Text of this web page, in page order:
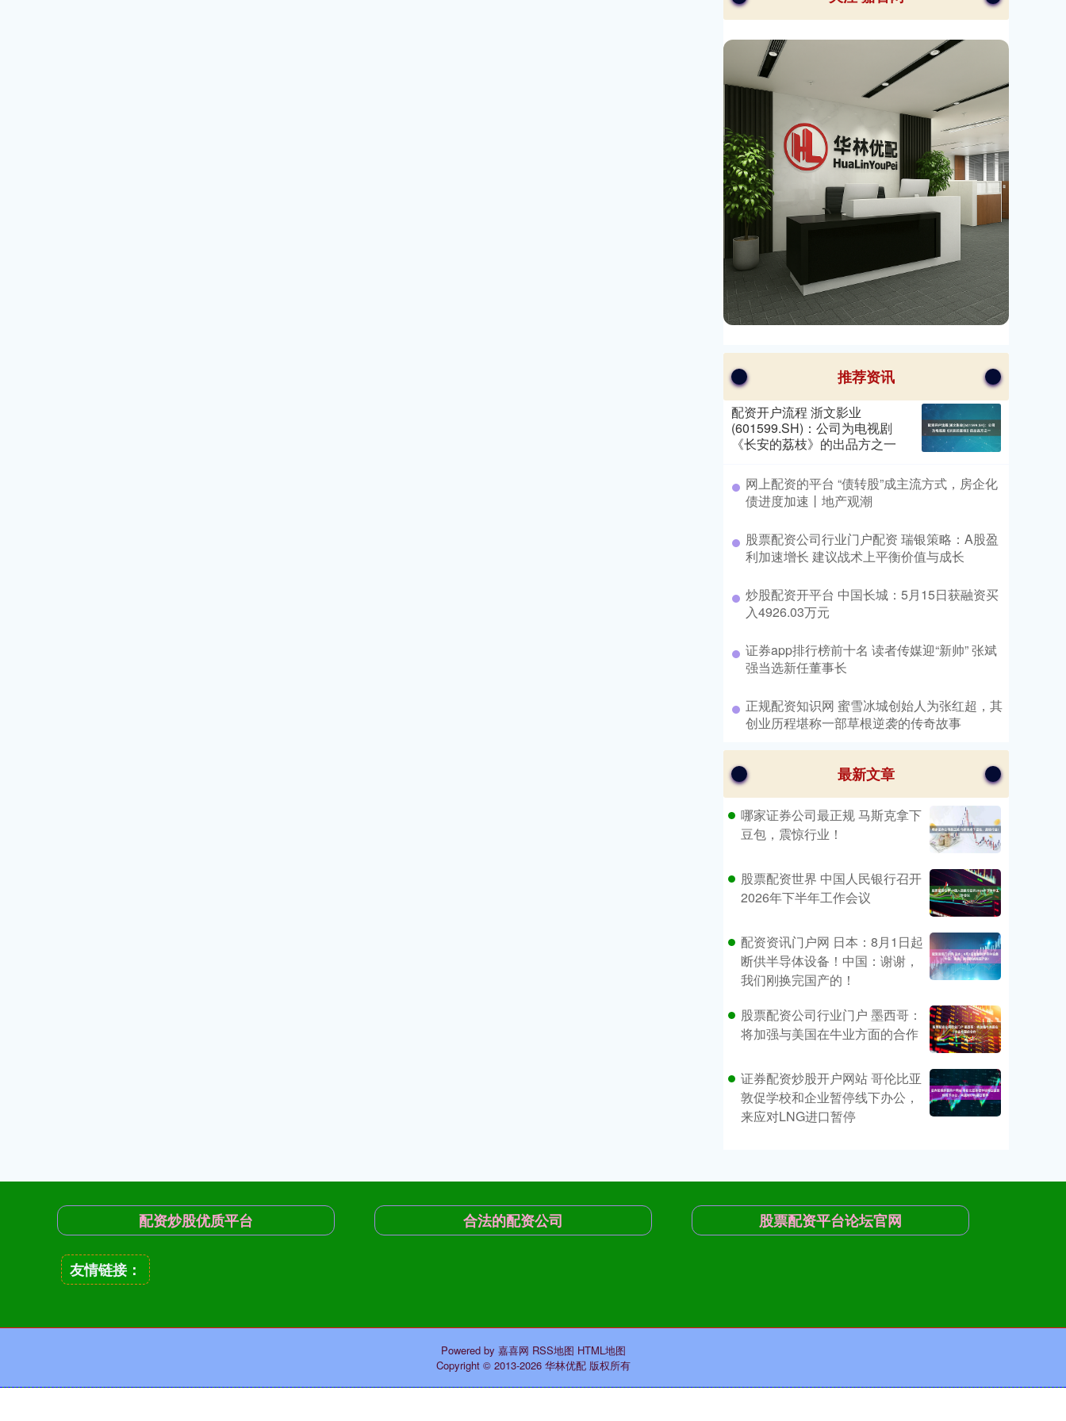
推荐资讯
配资开户流程 浙文影业
(601599.SH)：公司为电视剧
《长安的荔枝》的出品方之一
​网上配资的平台 “债转股”成主流方式，房企化
债进度加速丨地产观潮
​股票配资公司行业门户配资 瑞银策略：A股盈
利加速增长 建议战术上平衡价值与成长
​炒股配资开平台 中国长城：5月15日获融资买
入4926.03万元
​证券app排行榜前十名 读者传媒迎“新帅” 张斌
强当选新任董事长
​正规配资知识网 蜜雪冰城创始人为张红超，其
创业历程堪称一部草根逆袭的传奇故事
最新文章
哪家证券公司最正规 马斯克拿下
豆包，震惊行业！
股票配资世界 中国人民银行召开
2026年下半年工作会议
配资资讯门户网 日本：8月1日起
断供半导体设备！中国：谢谢，
我们刚换完国产的！
股票配资公司行业门户 墨西哥：
将加强与美国在牛业方面的合作
证券配资炒股开户网站 哥伦比亚
敦促学校和企业暂停线下办公，
来应对LNG进口暂停
配资炒股优质平台 合法的配资公司 股票配资平台论坛官网
友情链接：
Powered by 嘉喜网 RSS地图 HTML地图
Copyright © 2013-2026 华林优配 版权所有